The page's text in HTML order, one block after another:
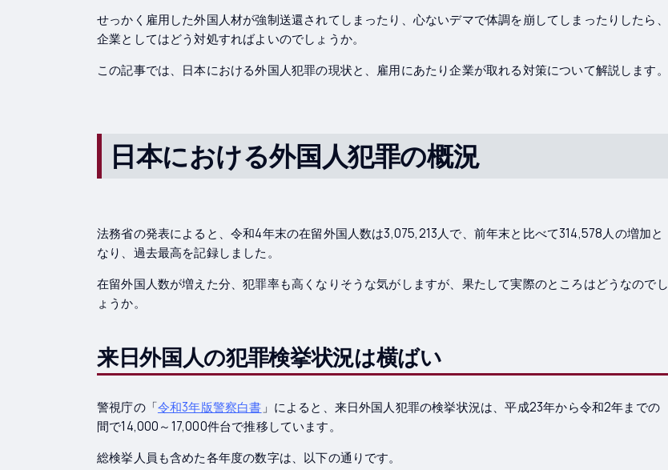
せっかく雇用した外国人材が強制送還されてしまったり、心ないデマで体調を崩してしまったりしたら、
企業としてはどう対処すればよいのでしょうか。
この記事では、日本における外国人犯罪の現状と、雇用にあたり企業が取れる対策について解説します。
日本における外国人犯罪の概況
法務省の発表によると、令和4年末の在留外国人数は3,075,213人で、前年末と比べて314,578人の増加と
なり、過去最高を記録しました。
在留外国人数が増えた分、犯罪率も高くなりそうな気がしますが、果たして実際のところはどうなのでし
ょうか。
来日外国人の犯罪検挙状況は横ばい
警視庁の「令和3年版警察白書 」によると、来日外国人犯罪の検挙状況は、平成23年から令和2年までの
間で14,000～17,000件台で推移しています。
総検挙人員も含めた各年度の数字は、以下の通りです。